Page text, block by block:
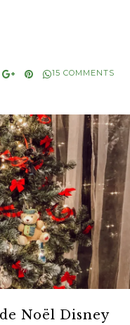
15 COMMENTS
Noël Disney